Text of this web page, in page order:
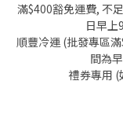
滿$400豁免運費, 不
日早上
順豐冷運 (批發專區
間為
禮券專用 (